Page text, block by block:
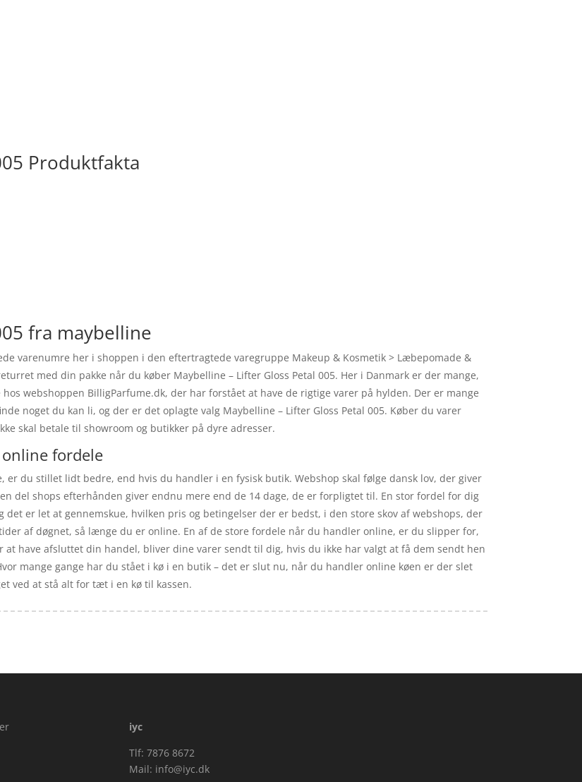
Produktfakta
fra maybelline
varenumre her i shoppen i den eftertragtede varegruppe Makeup & Kosmetik > Læbepomade &
med din pakke når du køber Maybelline – Lifter Gloss Petal 005. Her i Danmark er der mange,
webshoppen BilligParfume.dk, der har forstået at have de rigtige varer på hylden. Der er mange
noget du kan li, og der er det oplagte valg Maybelline – Lifter Gloss Petal 005. Køber du varer
skal betale til showroom og butikker på dyre adresser.
online fordele
du stillet lidt bedre, end hvis du handler i en fysisk butik. Webshop skal følge dansk lov, der giver
del shops efterhånden giver endnu mere end de 14 dage, de er forpligtet til. En stor fordel for dig
er let at gennemskue, hvilken pris og betingelser der er bedst, i den store skov af webshops, der
af døgnet, så længe du er online. En af de store fordele når du handler online, er du slipper for,
have afsluttet din handel, bliver dine varer sendt til dig, hvis du ikke har valgt at få dem sendt hen
mange gange har du stået i kø i en butik – det er slut nu, når du handler online køen er der slet
ved at stå alt for tæt i en kø til kassen.
iyc
Tlf: 7876 8672
Mail: info@iyc.dk